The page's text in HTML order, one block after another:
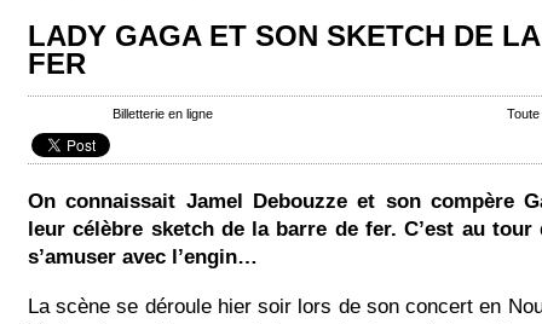
LADY GAGA ET SON SKETCH DE
FER
Billetterie en ligne
On connaissait Jamel Debouzze et son compère
leur célèbre sketch de la barre de fer. C’est au
s’amuser avec l’engin…
La scène se déroule hier soir lors de son concert en